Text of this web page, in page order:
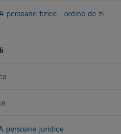
persoane fizice - ordine de zi
persoane juridice